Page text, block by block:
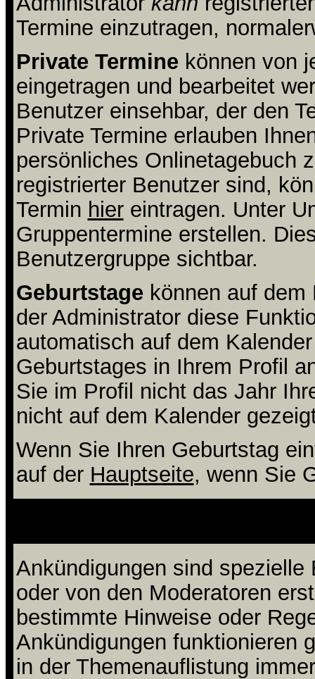
Termine einzutragen,
Private Terminekönnen von
eingetragen und bearbeitet
Benutzer einsehbar, der den
Private Termine erlauben
persönliches Onlinetagebuch
registrierter Benutzer sind,
Termin hiereintragen. Unter
Gruppentermine erstellen.
Benutzergruppe sichtbar.
Geburtstagekönnen auf dem
der Administrator diese
automatisch auf dem
Geburtstages in Ihrem Profil
Sie im Profil nicht das Jahr
nicht auf dem Kalender
Wenn Sie Ihren Geburtstag
auf der Hauptseite, wenn Sie
Ankündigungen sind
oder von den Moderatoren
bestimmte Hinweise oder
Ankündigungen funktionieren
in der Themenauflistung